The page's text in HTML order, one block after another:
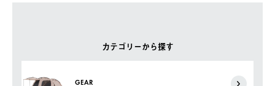
カテゴリーから探す
GEAR